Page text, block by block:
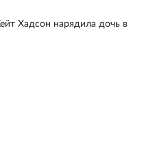
Хадсон нарядила дочь в